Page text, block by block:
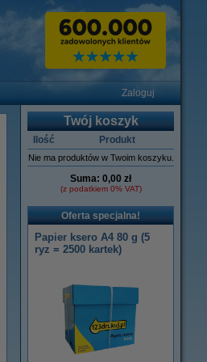
Zaloguj
Twój koszyk
Ilość Produkt
Nie ma produktów w Twoim koszyku.
Suma: 0,00 zł
(z podatkiem 0% VAT)
Oferta specjalna!
Papier ksero A4 80 g (5
ryz = 2500 kartek)